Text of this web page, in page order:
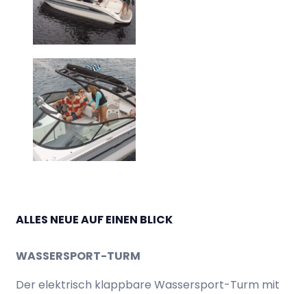
ALLES NEUE AUF EINEN BLICK
WASSERSPORT-TURM
Der elektrisch klappbare Wassersport-Turm mit